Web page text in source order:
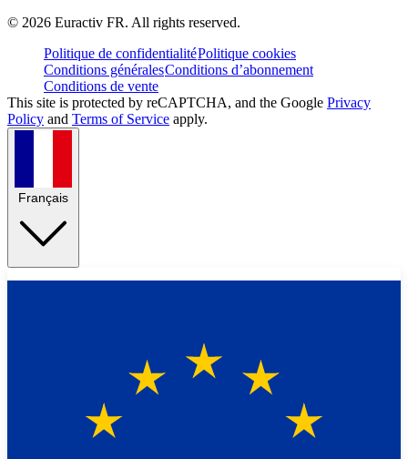
© 2026 Euractiv FR. All rights reserved.
Politique de confidentialitéPolitique cookies
Conditions généralesConditions d’abonnement
Conditions de vente
This site is protected by reCAPTCHA, and the Google Privacy
Policy and Terms of Service apply.
Français